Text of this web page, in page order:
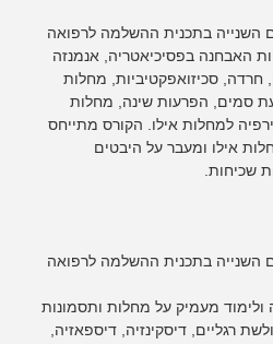
השנייה בתכנית ההשלמה לרפואה
האבחנה בפסיכיאטריה, אנמנזה
חרדה, סכיזואפקטיביות, מחלות
סמים, הפרעות שינה, מחלות
למחלות אילו. הקורס מתייחס
אילו ומעבר על היבטים
שכיחות.
השנייה בתכנית ההשלמה לרפואה
ולימוד מעמיק על מחלות ותסמונות
רגליים, דיסקינזיה, דיספאזיה,